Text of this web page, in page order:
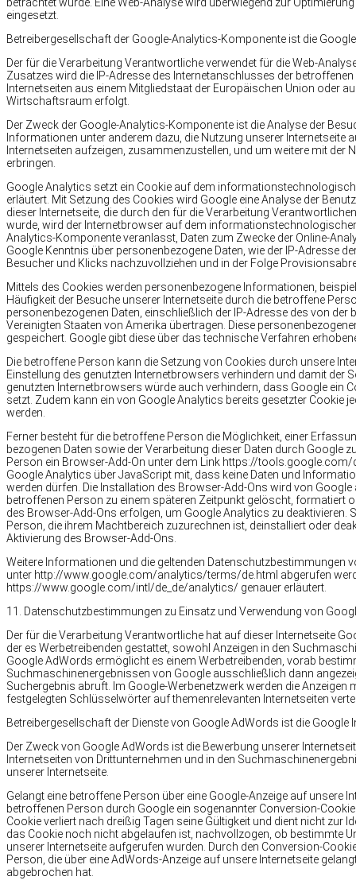
eingesetzt.
Betreibergesellschaft der Google-Analytics-Komponente ist die
Der für die Verarbeitung Verantwortliche verwendet für die Web-
Zusatzes wird die IP-Adresse des Internetanschlusses der
Internetseiten aus einem Mitgliedstaat der Europäischen Union oder
Wirtschaftsraum erfolgt.
Der Zweck der Google-Analytics-Komponente ist die Analyse der
Informationen unter anderem dazu, die Nutzung unserer
Internetseiten aufzeigen, zusammenzustellen, und um weitere mit
erbringen.
Google Analytics setzt ein Cookie auf dem
erläutert. Mit Setzung des Cookies wird Google eine Analyse der
dieser Internetseite, die durch den für die Verarbeitung
wurde, wird der Internetbrowser auf dem
Analytics-Komponente veranlasst, Daten zum Zwecke der Online-
Google Kenntnis über personenbezogene Daten, wie der IP-Adresse
Besucher und Klicks nachzuvollziehen und in der Folge
Mittels des Cookies werden personenbezogene Informationen,
Häufigkeit der Besuche unserer Internetseite durch die betroffene
personenbezogenen Daten, einschließlich der IP-Adresse des von
Vereinigten Staaten von Amerika übertragen. Diese
gespeichert. Google gibt diese über das technische Verfahren
Die betroffene Person kann die Setzung von Cookies durch unsere
Einstellung des genutzten Internetbrowsers verhindern und damit der
genutzten Internetbrowsers würde auch verhindern, dass Google
setzt. Zudem kann ein von Google Analytics bereits gesetzter
werden.
Ferner besteht für die betroffene Person die Möglichkeit, einer
bezogenen Daten sowie der Verarbeitung dieser Daten durch Google
Person ein Browser-Add-On unter dem Link https://
Google Analytics über JavaScript mit, dass keine Daten und
werden dürfen. Die Installation des Browser-Add-Ons wird von
betroffenen Person zu einem späteren Zeitpunkt gelöscht, formatiert
des Browser-Add-Ons erfolgen, um Google Analytics zu
Person, die ihrem Machtbereich zuzurechnen ist, deinstalliert oder
Aktivierung des Browser-Add-Ons.
Weitere Informationen und die geltenden
unter http://www.google.com/analytics/terms/de.html abgerufen
https://www.google.com/intl/de_de/analytics/ genauer erläutert.
11. Datenschutzbestimmungen zu Einsatz und Verwendung von
Der für die Verarbeitung Verantwortliche hat auf dieser Internetseite
der es Werbetreibenden gestattet, sowohl Anzeigen in den
Google AdWords ermöglicht es einem Werbetreibenden, vorab
Suchmaschinenergebnissen von Google ausschließlich dann
Suchergebnis abruft. Im Google-Werbenetzwerk werden die
festgelegten Schlüsselwörter auf themenrelevanten Internetseiten
Betreibergesellschaft der Dienste von Google AdWords ist die Google
Der Zweck von Google AdWords ist die Bewerbung unserer
Internetseiten von Drittunternehmen und in den
unserer Internetseite.
Gelangt eine betroffene Person über eine Google-Anzeige auf
betroffenen Person durch Google ein sogenannter Conversion-
Cookie verliert nach dreißig Tagen seine Gültigkeit und dient nicht
das Cookie noch nicht abgelaufen ist, nachvollzogen, ob bestimmte
unserer Internetseite aufgerufen wurden. Durch den Conversion-
Person, die über eine AdWords-Anzeige auf unsere Internetseite
abgebrochen hat.